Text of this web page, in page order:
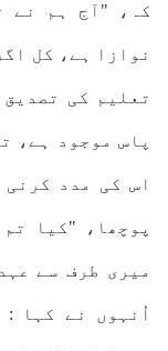
کہ، "آج ہم نے
نوازا ہے، کل
تعلیم کی
پاس موجود ہے،
اس کی مدد
پوچھا، "کیا
میری طرف سے
اُنہوں نے کہا